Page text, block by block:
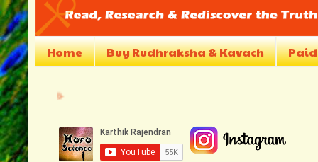
Home Buy Rudhraksha & Kavach